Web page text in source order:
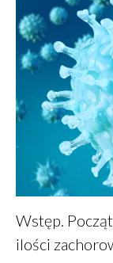
Wstęp.
ilości